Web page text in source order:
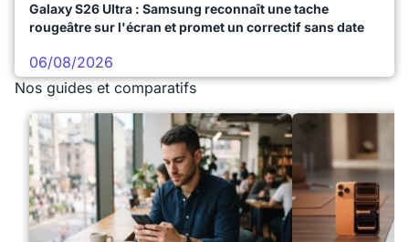
Galaxy S26 Ultra : Samsung reconnaît une tache
rougeâtre sur l'écran et promet un correctif sans date
06/08/2026
Nos guides et comparatifs